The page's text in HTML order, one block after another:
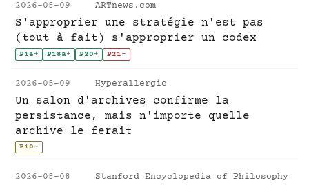
2026-05-09 ARTnews.com
S'approprier une stratégie n'est pas
(tout à fait) s'approprier un codex
P14+ P18a+ P20+ P21-
2026-05-09 Hyperallergic
Un salon d'archives confirme la
persistance, mais n'importe quelle
archive le ferait
P10~
2026-05-08 Stanford Encyclopedia of Philosophy